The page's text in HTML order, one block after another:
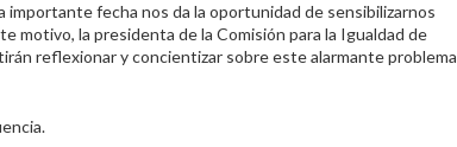
importante fecha nos da la oportunidad de sensibilizarnos
motivo, la presidenta de la Comisión para la Igualdad de
reflexionar y concientizar sobre este alarmante problema